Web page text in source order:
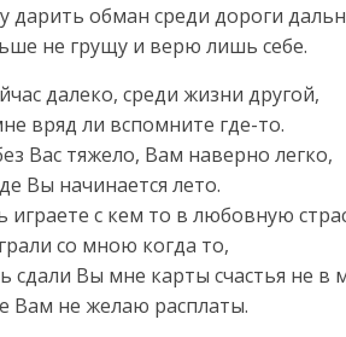
дарить обман среди дороги
не грущу и верю лишь себе.
далеко, среди жизни другой,
вряд ли вспомните где-то.
Вас тяжело, Вам наверно легко,
Вы начинается лето.
играете с кем то в любовную
со мною когда то,
сдали Вы мне карты счастья не в
Вам не желаю расплаты.